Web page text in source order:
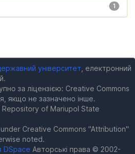
1
університет , електронний
за ліцензією: Creative Commons
якщо не зазначено інше.
of Mariupol State
Creative Commons "Attribution"
noted.
DSpace Авторські права © 2002-